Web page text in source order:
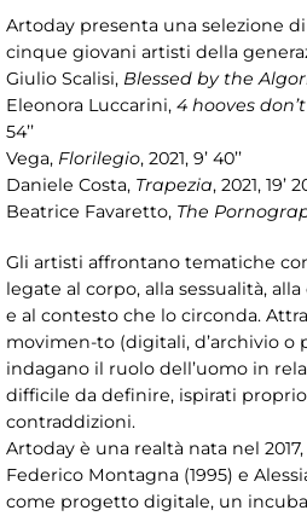
Artoday presenta una selezione
cinque giovani artisti della
Giulio Scalisi, Blessed by the
Eleonora Luccarini, 4 hooves
54’’
Vega, Florilegio, 2021, 9’ 40’’
Daniele Costa, Trapezia, 2021, 19’
Beatrice Favaretto, The
Gli artisti affrontano tematiche
legate al corpo, alla sessualità,
e al contesto che lo circonda.
movimen-to (digitali, d’archivio o
indagano il ruolo dell’uomo in
difficile da definire, ispirati
contraddizioni.
Artoday è una realtà nata nel
Federico Montagna (1995) e
come progetto digitale, un